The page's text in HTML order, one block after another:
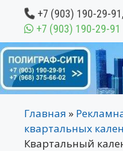
Перейти
содержимому
+7 (903) 190-29-91,
+7 (903) 190-29-91
Главная »
квартальных
Квартальный